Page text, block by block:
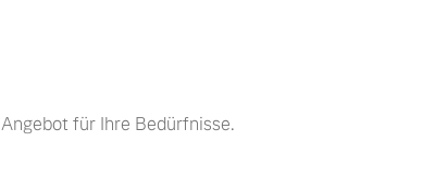
für Ihre Bedürfnisse.